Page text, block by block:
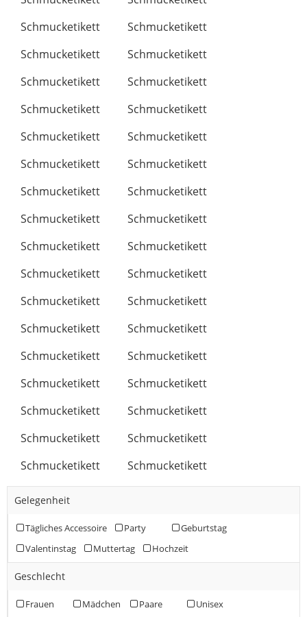
Schmucketikett
Schmucketikett
Schmucketikett
Schmucketikett
Schmucketikett
Schmucketikett
Schmucketikett
Schmucketikett
Schmucketikett
Schmucketikett
Schmucketikett
Schmucketikett
Schmucketikett
Schmucketikett
Schmucketikett
Schmucketikett
Schmucketikett
Schmucketikett
Schmucketikett
Schmucketikett
Schmucketikett
Schmucketikett
Schmucketikett
Schmucketikett
Schmucketikett
Schmucketikett
Schmucketikett
Schmucketikett
Schmucketikett
Schmucketikett
Schmucketikett
Schmucketikett
Schmucketikett
Schmucketikett
Gelegenheit
Tägliches Accessoire Party
Geburtstag
Valentinstag
Muttertag Hochzeit
Geschlecht
Frauen Mädchen Paare Unisex